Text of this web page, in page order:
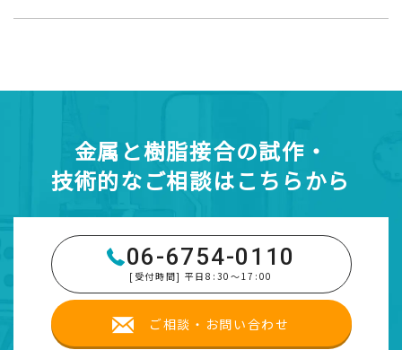
金属と樹脂接合の試作・
技術的なご相談はこちらから
06-6754-0110
[受付時間] 平日8:30～17:00
ご相談・お問い合わせ